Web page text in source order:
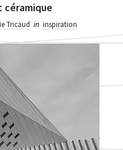
Tricaud in inspiration